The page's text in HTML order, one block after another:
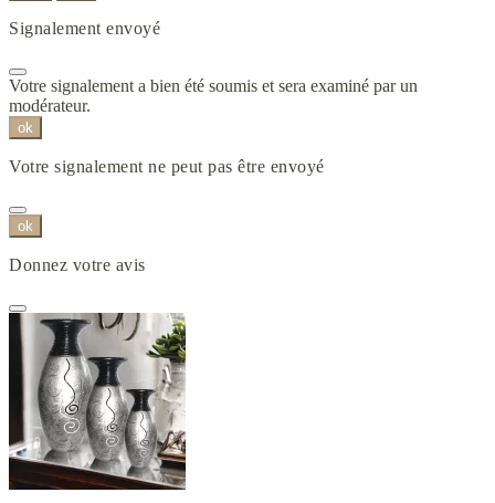
Signalement envoyé
Votre signalement a bien été soumis et sera examiné par un
modérateur.
ok
Votre signalement ne peut pas être envoyé
ok
Donnez votre avis